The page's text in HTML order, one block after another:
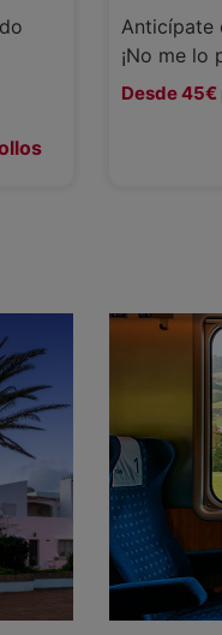
Anticípate
¡No me lo
Desde 45€